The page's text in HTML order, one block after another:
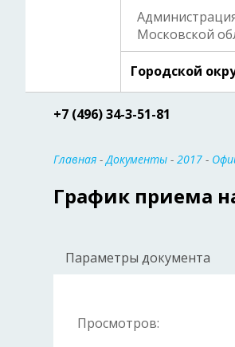
Московской
Городской
+7 (496) 34-3-51-81
Главная -Документы - 2017 -
График приема
Параметры документа
Просмотров: